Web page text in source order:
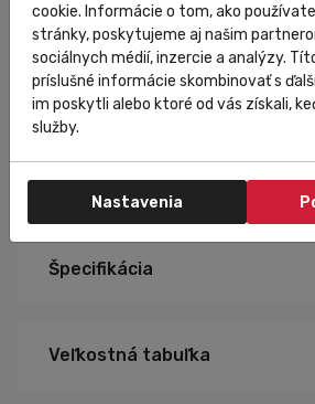
Taliansky výrobca športového
lyžovanie,cyklistika, outdoor). Pri
inovatívne technológie a kvalitné
dosiahnuťšpičkové cyklooblečenie
firma s profesionálnymi
rokov.
Špecifikácia
Veľkostná tabuľka
cookie. Informácie o tom, ako
stránky, poskytujeme aj našim
sociálnych médií, inzercie a analýzy.
príslušné informácie skombinovať s
im poskytli alebo ktoré od vás získali,
služby.
Nastavenia